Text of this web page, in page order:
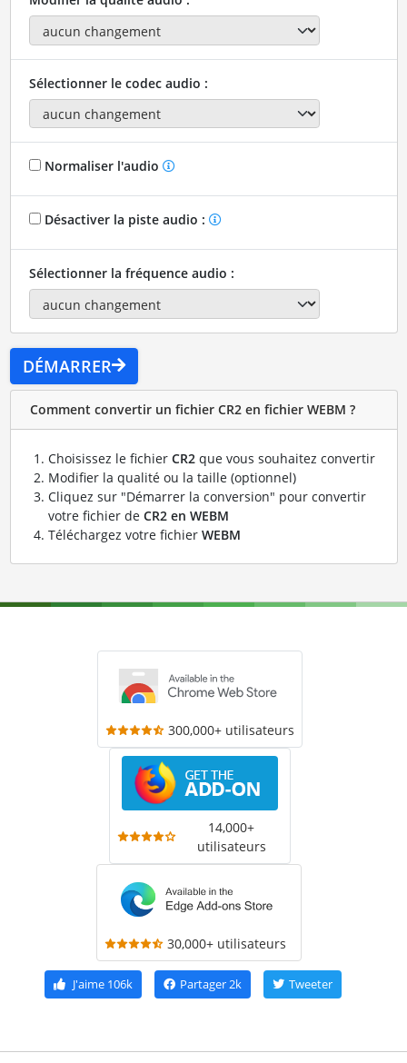
Sélectionner le codec audio :
Normaliser l'audio
Désactiver la piste audio :
Sélectionner la fréquence audio :
DÉMARRER
Comment convertir un fichier CR2 en fichier WEBM ?
Choisissez le fichier CR2que vous souhaitez convertir
Modifier la qualité ou la taille (optionnel)
Cliquez sur "Démarrer la conversion" pour convertir
votre fichier de CR2 en WEBM
Téléchargez votre fichier WEBM
300,000+ utilisateurs
14,000+
utilisateurs
30,000+ utilisateurs
J'aime106k Partager2k Tweeter